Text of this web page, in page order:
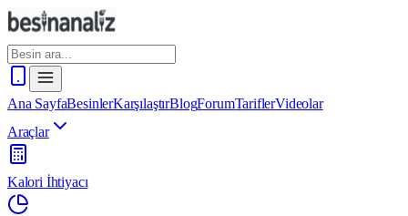
Ana SayfaBesinlerKarşılaştırBlogForumTariflerVideolar
Araçlar
Kalori İhtiyacı